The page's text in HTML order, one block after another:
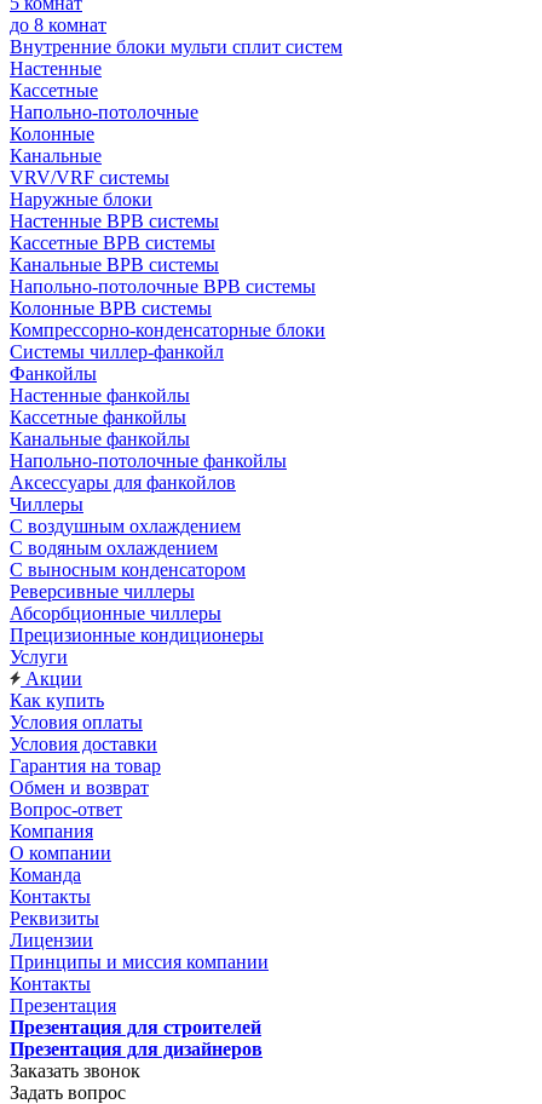
до 8 комнат
Внутренние блоки мульти сплит систем
Настенные
Кассетные
Напольно-потолочные
Колонные
Канальные
VRV/VRF системы
Наружные блоки
Настенные ВРВ системы
Кассетные ВРВ системы
Канальные ВРВ системы
Напольно-потолочные ВРВ системы
Колонные ВРВ системы
Компрессорно-конденсаторные блоки
Системы чиллер-фанкойл
Фанкойлы
Настенные фанкойлы
Кассетные фанкойлы
Канальные фанкойлы
Напольно-потолочные фанкойлы
Аксессуары для фанкойлов
Чиллеры
С воздушным охлаждением
С водяным охлаждением
С выносным конденсатором
Реверсивные чиллеры
Абсорбционные чиллеры
Прецизионные кондиционеры
Услуги
Акции
Как купить
Условия оплаты
Условия доставки
Гарантия на товар
Обмен и возврат
Вопрос-ответ
Компания
О компании
Команда
Контакты
Реквизиты
Лицензии
Принципы и миссия компании
Контакты
Презентация
Презентация для строителей
Презентация для дизайнеров
Заказать звонок
Задать вопрос